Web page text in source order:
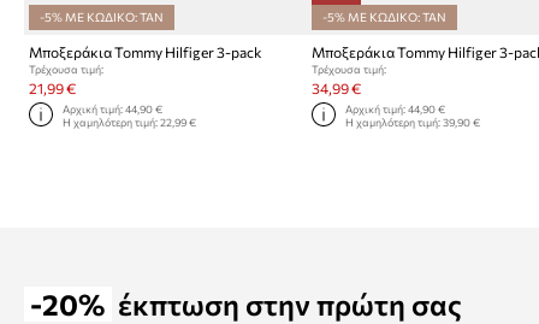
-5% ΜΕ ΚΩΔΙΚΟ: TAN
Μποξεράκια Tommy Hilfiger 3-pack
Τρέχουσα τιμή:
21,99 €
Αρχική τιμή:44,90 €
Η χαμηλότερη τιμή:22,99 €
-5% ΜΕ ΚΩΔΙΚΟ: TAN
Μποξεράκια Tommy Hilfiger 3-
Τρέχουσα τιμή:
34,99 €
Αρχική τιμή: 44,90 €
Η χαμηλότερη τιμή: 39,90 €
-20% έκπτωση στην πρώτη σας